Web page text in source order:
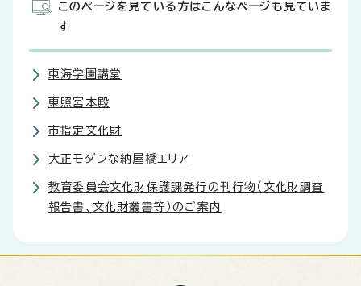
このページを見ている方はこんなページも見ていま
す
東海学園講堂
東照宮本殿
市指定文化財
大正モダンな納屋橋エリア
教育委員会文化財保護課発行の刊行物（文化財調査
報告書、文化財叢書等）のご案内